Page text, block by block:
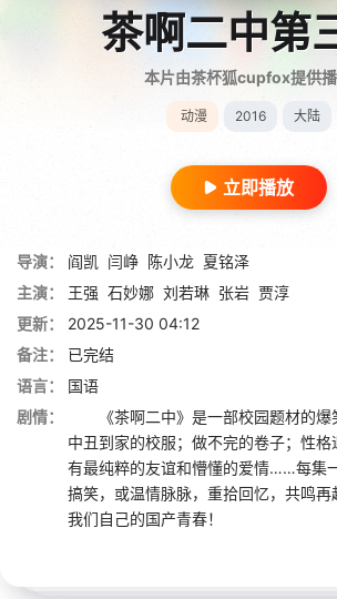
茶啊二中第
本片由茶杯狐cupfox提供
动漫 2016 大陆
立即播放
导演： 阎凯 闫峥 陈小龙 夏铭泽
主演：
王强 石妙娜 刘若琳 张岩 贾淳
更新：
2025-11-30 04:12
备注：
已完结
语言：
国语
剧情：
《茶啊二中》是一部校园题材的爆
中丑到家的校服；做不完的卷子；性
有最纯粹的友谊和懵懂的爱情……每集
搞笑，或温情脉脉，重拾回忆，共鸣
我们自己的国产青春！